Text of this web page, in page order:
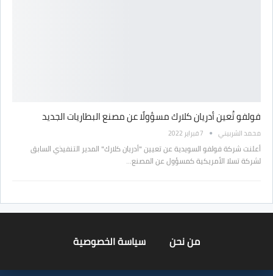
فولفو تُعين أدريان كلارك مسؤولًا عن مصنع البطاريات الجديد
محمد الشربيني 7 فبراير 2022
أعلنت شركة فولفو السويدية عن تعيين "أدريان كلارك" المدير التنفيذي السابق
لشركة تسلا الأمريكية كمسؤول عن المصنع…
من نحن سياسة الخصوصية